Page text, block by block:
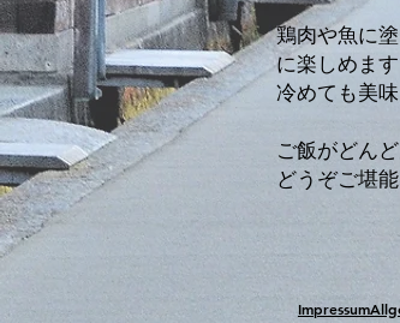
鶏肉や魚に
に楽しめます
冷めても美
ご飯がどん
どうぞご堪
Impressum